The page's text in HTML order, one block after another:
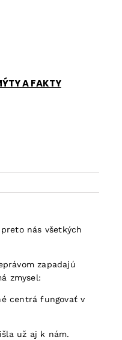
A FAKTY
nás všetkých
zapadajú
zmysel:
centrá fungovať v
už aj k nám.